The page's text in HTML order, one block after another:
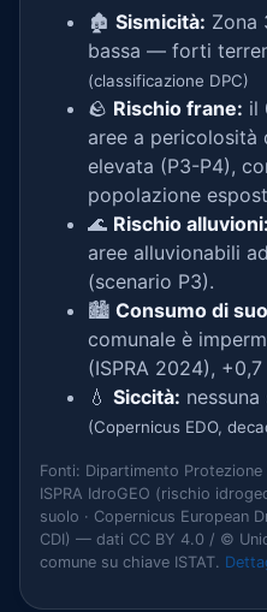
🏚️ Sismicità: Zona
bassa — forti
(classificazione DPC)
🪨 Rischio frane: il
aree a pericolosità
elevata (P3-P4),
popolazione
🌊 Rischio alluvioni:
aree alluvionabili
(scenario P3).
🏙️ Consumo di
comunale è
(ISPRA 2024),
💧 Siccità:
(Copernicus EDO,
Fonti: Dipartimento
ISPRA IdroGEO (rischio
suolo · Copernicus European
CDI) — dati CC BY 4.0 / ©
comune su chiave ISTAT.